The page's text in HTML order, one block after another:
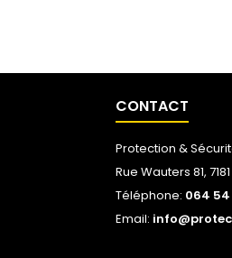
CONTACT
Protection &
Rue Wauters 81,
Téléphone: 064 54
Email: